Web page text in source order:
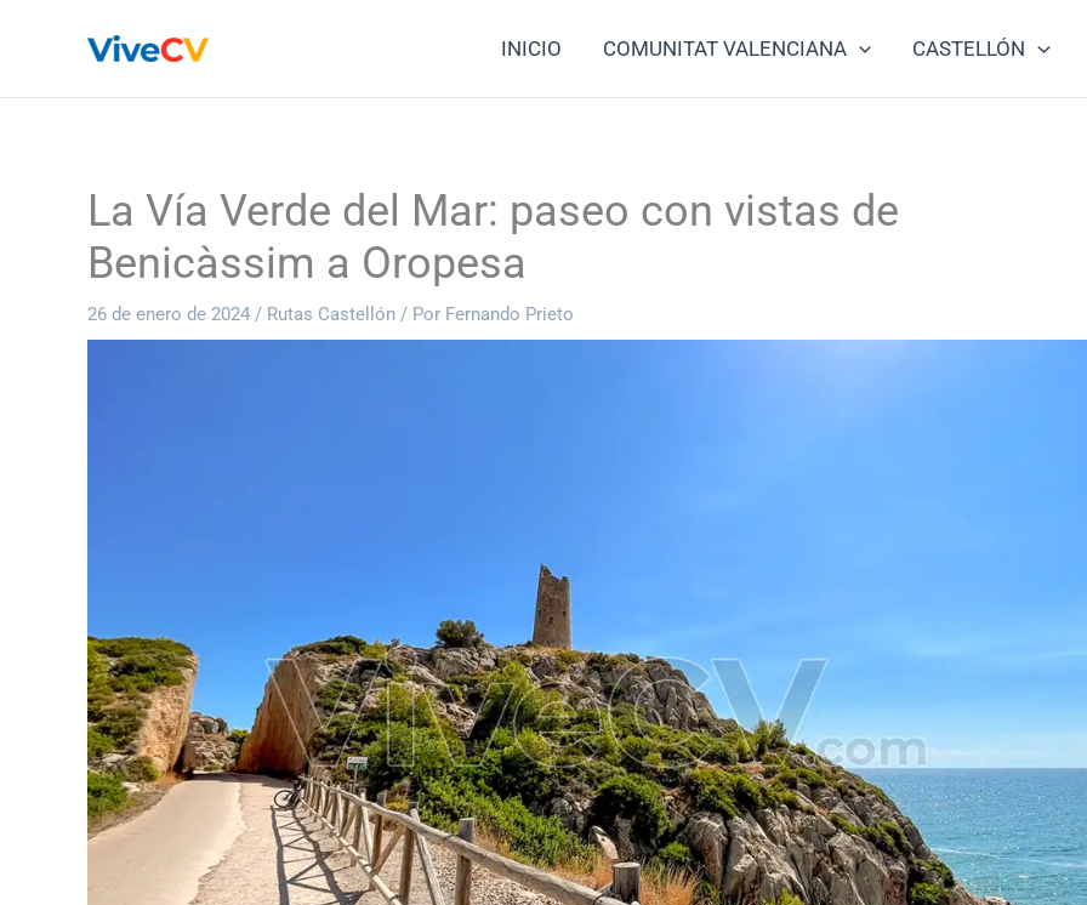
contenido
INICIO COMUNITAT VALENCIANA CASTELLÓN
La Vía Verde del Mar: paseo con vistas de
Benicàssim a Oropesa
26 de enero de 2024 / Rutas Castellón / Por Fernando Prieto